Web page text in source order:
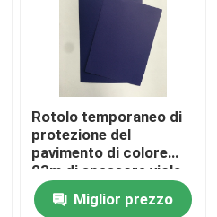
Rotolo temporaneo di
protezione del
pavimento di colore
23m di spessore viola
di lunghezza 0.77mm
Miglior prezzo